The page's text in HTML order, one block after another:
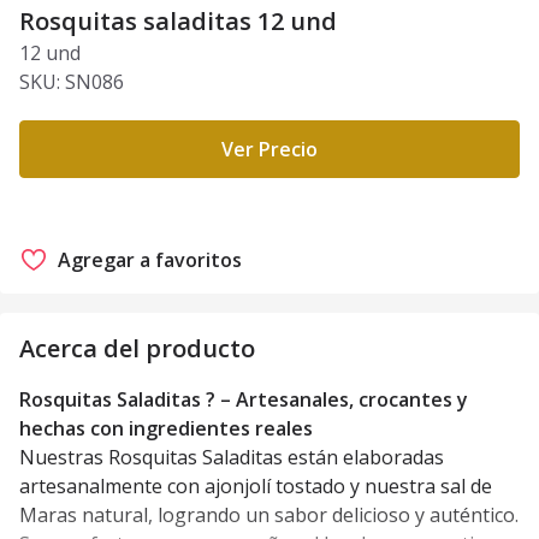
Rosquitas saladitas 12 und
12 und
SKU: SN086
Ver Precio
Agregar a favoritos
Acerca del producto
Rosquitas Saladitas ? – Artesanales, crocantes y
hechas con ingredientes reales
Nuestras Rosquitas Saladitas están elaboradas
artesanalmente con ajonjolí tostado y nuestra sal de
Maras natural, logrando un sabor delicioso y auténtico.